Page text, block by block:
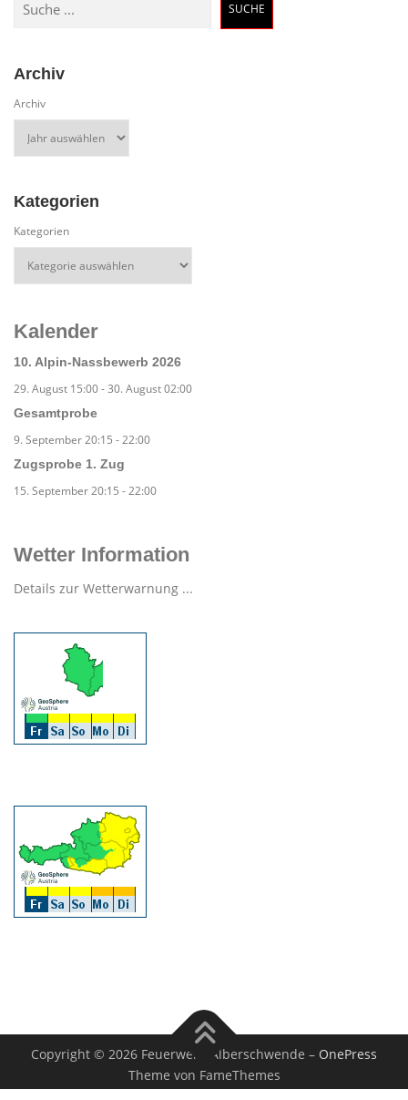
SUCHE
Archiv
Archiv
Kategorien
Kategorien
Kalender
10. Alpin-Nassbewerb 2026
29. August 15:00-30. August 02:00
Gesamtprobe
9. September 20:15 -22:00
Zugsprobe 1. Zug
15. September 20:15 -22:00
Wetter Information
Details zur Wetterwarnung ...
Copyright © 2026 Feuerwehr Alberschwende – OnePress
Theme von FameThemes